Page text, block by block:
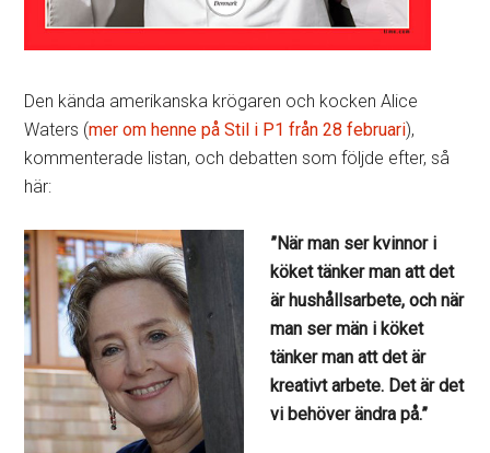
Den kända amerikanska krögaren och kocken Alice
Waters (mer om henne på Stil i P1 från 28 februari),
kommenterade listan, och debatten som följde efter, så
här:
”När man ser kvinnor i
köket tänker man att det
är hushållsarbete, och när
man ser män i köket
tänker man att det är
kreativt arbete. Det är det
vi behöver ändra på.”